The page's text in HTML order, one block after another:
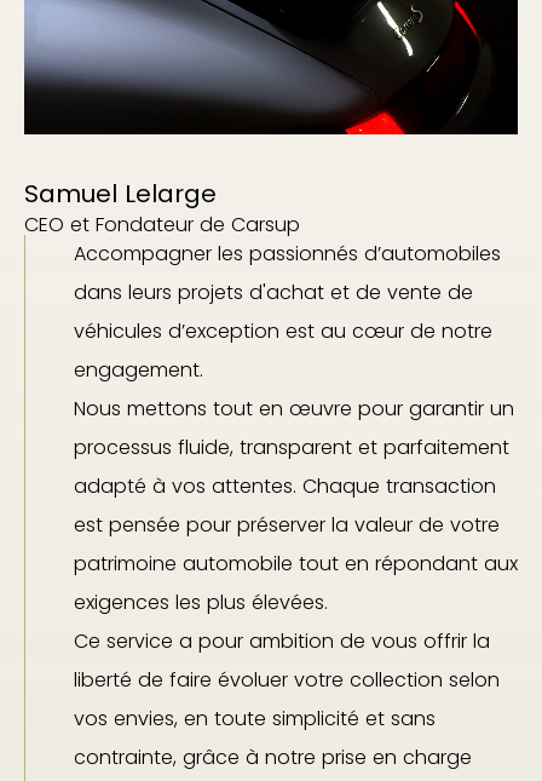
Samuel Lelarge
CEO et Fondateur de Carsup
Accompagner les passionnés d’automobiles
dans leurs projets d'achat et de vente de
véhicules d’exception est au cœur de notre
engagement.
Nous mettons tout en œuvre pour garantir un
processus fluide, transparent et parfaitement
adapté à vos attentes. Chaque transaction
est pensée pour préserver la valeur de votre
patrimoine automobile tout en répondant aux
exigences les plus élevées.
Ce service a pour ambition de vous offrir la
liberté de faire évoluer votre collection selon
vos envies, en toute simplicité et sans
contrainte, grâce à notre prise en charge